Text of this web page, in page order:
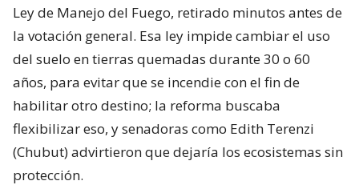
Ley de Manejo del Fuego, retirado minutos antes de
la votación general. Esa ley impide cambiar el uso
del suelo en tierras quemadas durante 30 o 60
años, para evitar que se incendie con el fin de
habilitar otro destino; la reforma buscaba
flexibilizar eso, y senadoras como Edith Terenzi
(Chubut) advirtieron que dejaría los ecosistemas sin
protección.